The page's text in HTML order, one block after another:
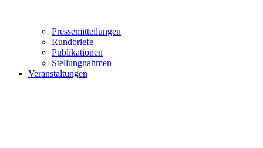
Pressemitteilungen
Rundbriefe
Publikationen
Stellungnahmen
Veranstaltungen